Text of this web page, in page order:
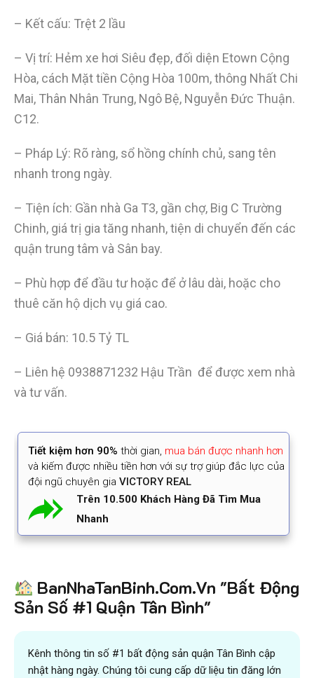
– Kết cấu: Trệt 2 lầu
– Vị trí: Hẻm xe hơi Siêu đẹp, đối diện Etown Cộng
Hòa, cách Mặt tiền Cộng Hòa 100m, thông Nhất Chi
Mai, Thân Nhân Trung, Ngô Bệ, Nguyễn Đức Thuận.
C12.
– Pháp Lý: Rõ ràng, sổ hồng chính chủ, sang tên
nhanh trong ngày.
– Tiện ích: Gần nhà Ga T3, gần chợ, Big C Trường
Chinh, giá trị gia tăng nhanh, tiện di chuyển đến các
quận trung tâm và Sân bay.
– Phù hợp để đầu tư hoặc để ở lâu dài, hoặc cho
thuê căn hộ dịch vụ giá cao.
– Giá bán: 10.5 Tỷ TL
– Liên hệ 0938871232 Hậu Trần để được xem nhà
và tư vấn.
Tiết kiệm hơn 90% thời gian, mua bán được nhanh hơn
và kiếm được nhiều tiền hơn với sự trợ giúp đắc lực của
đội ngũ chuyên gia VICTORY REAL
Trên 10.500 Khách Hàng Đã Tìm Mua
Nhanh
BanNhaTanBinh.Com.Vn "Bất Động
Sản Số #1 Quận Tân Bình"
Kênh thông tin số #1 bất động sản quận Tân Bình cập
nhật hàng ngày. Chúng tôi cung cấp dữ liệu tin đăng lớn